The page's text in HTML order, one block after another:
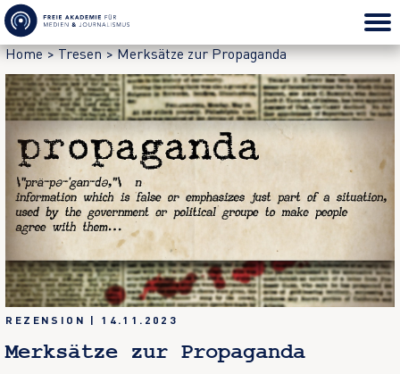
Home>Tresen>Merksätze zur Propaganda
REZENSION | 14.11.2023
Merksätze zur Propaganda